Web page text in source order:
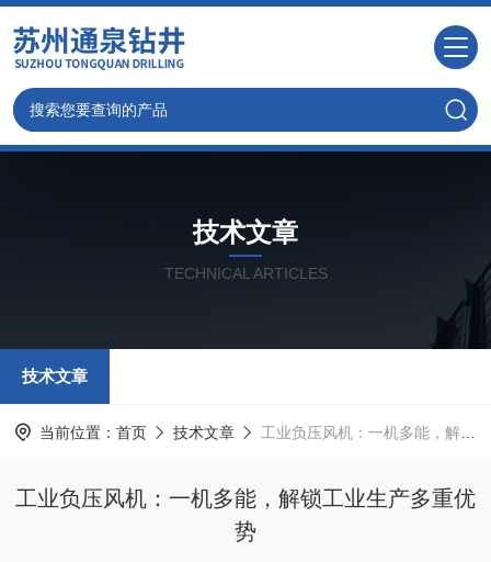
技术文章
TECHNICAL ARTICLES
技术文章
当前位置： 首页 技术文章 工业负压风机：一机多能，解锁工业生产多重优势
工业负压风机：一机多能，解锁工业生产多重优
势